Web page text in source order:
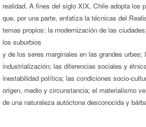
realidad. A fines del siglo XIX, Chile adopta los
que, por una parte, enfatiza la técnicas del
temas propios: la modernización de las
los suburbios
y de los seres marginales en las grandes urbes;
industrialización; las diferencias sociales y
inestabilidad política; las condiciones socio-
origen, medio y circunstancia; el materialismo
de una naturaleza autóctona desconocida y